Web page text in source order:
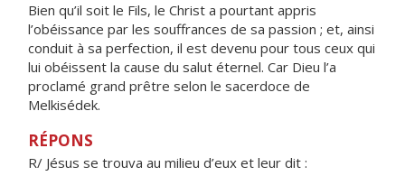
Bien qu’il soit le Fils, le Christ a pourtant appris
l’obéissance par les souffrances de sa passion ; et, ainsi
conduit à sa perfection, il est devenu pour tous ceux qui
lui obéissent la cause du salut éternel. Car Dieu l’a
proclamé grand prêtre selon le sacerdoce de
Melkisédek.
RÉPONS
R/ Jésus se trouva au milieu d’eux et leur dit :